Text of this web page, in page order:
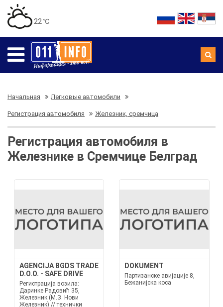
22 ℃
Начальная Легковые автомобили
Регистрация автомобиля Железник, сремчица
Регистрация автомобиля в
Железнике в Сремчице Белград
AGENCIJA BGDS TRADE
D.O.O. - SAFE DRIVE
Регистрација возила:
Даринке Радовић 35,
Железник (М.З. Нови
Железник) // технички
DOKUMENT
Партизанске авијације 8,
Бежанијска коса